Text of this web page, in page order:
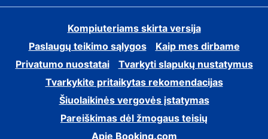
Kompiuteriams skirta versija
Paslaugų teikimo sąlygos
Kaip mes dirbame
Privatumo nuostatai
Tvarkyti slapukų nustatymus
Tvarkykite pritaikytas rekomendacijas
Šiuolaikinės vergovės įstatymas
Pareiškimas dėl žmogaus teisių
Apie Booking.com